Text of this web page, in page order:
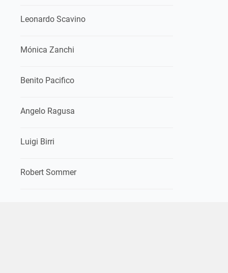
Leonardo Scavino
Mónica Zanchi
Benito Pacifico
Angelo Ragusa
Luigi Birri
Robert Sommer